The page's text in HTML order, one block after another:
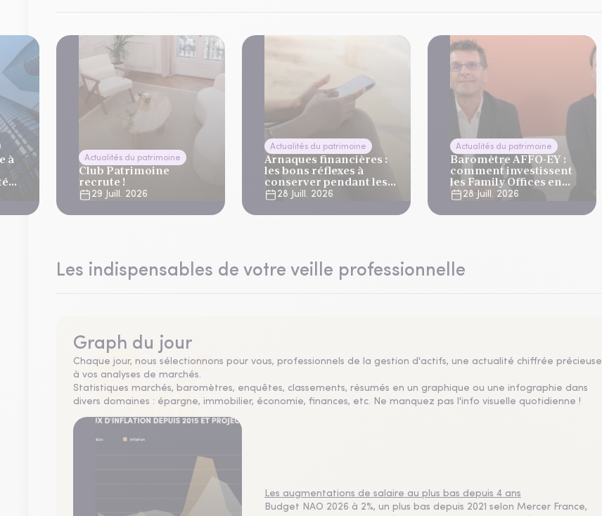
à
Actualités du patrimoine
Club Patrimoine
recrute !
29 Juill. 2026
Actualités du patrimoine
Arnaques financières :
les bons réflexes à
conserver pendant les
vacances
28 Juill. 2026
Actualités du patrimoine
Baromètre AFFO-EY :
comment investissent
les Family Offices en
2026 ?
28 Juill. 2026
Les indispensables de votre veille professionnelle
Graph du jour
Chaque jour, nous sélectionnons pour vous, professionnels de la gestion d'actifs, une actualité chiffrée précieuse
à vos analyses de marchés.
Statistiques marchés, baromètres, enquêtes, classements, résumés en un graphique ou une infographie dans
divers domaines : épargne, immobilier, économie, finances, etc. Ne manquez pas l'info visuelle quotidienne !
Les augmentations de salaire au plus bas depuis 4 ans
Budget NAO 2026 à 2%, un plus bas depuis 2021 selon Mercer France,